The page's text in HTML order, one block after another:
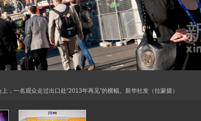
，一名观众走过出口处“2013年再见”的横幅。新华社发（拉蒙摄）